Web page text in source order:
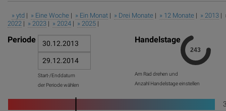
» ytd | » Eine Woche | » Ein Monat | » Drei Monate | » 12 Monate | » 2013 |
2022 | » 2023 | » 2024 | » 2025 |
Periode
Start-/Enddatum
der Periode wählen
Handelstage
Am Rad drehen und
Anzahl Handelstage einstellen